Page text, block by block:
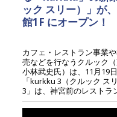
ック スリー）」が
館1F にオープン！
カフェ・レストラン事業
売などを行なうクルック
小林武史氏）は、11月19
「kurkku 3（クルック ス
3」は、神宮前のレストラ